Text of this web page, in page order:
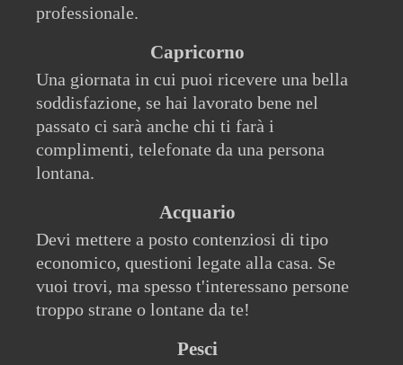
professionale.
Capricorno
Una giornata in cui puoi ricevere una bella
soddisfazione, se hai lavorato bene nel
passato ci sarà anche chi ti farà i
complimenti, telefonate da una persona
lontana.
Acquario
Devi mettere a posto contenziosi di tipo
economico, questioni legate alla casa. Se
vuoi trovi, ma spesso t'interessano persone
troppo strane o lontane da te!
Pesci